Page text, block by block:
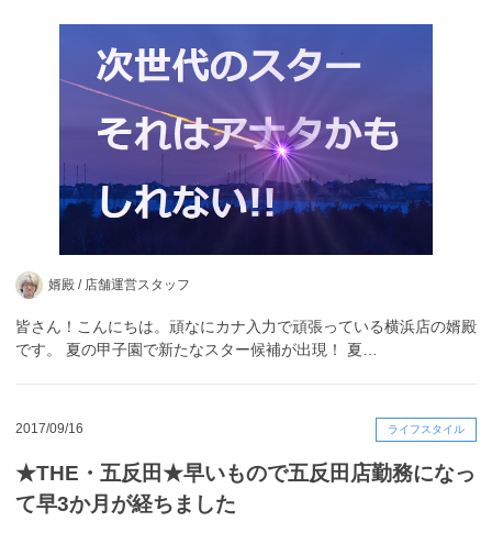
婿殿 / 店舗運営スタッフ
皆さん！こんにちは。頑なにカナ入力で頑張っている横浜店の婿殿
です。 夏の甲子園で新たなスター候補が出現！ 夏…
2017/09/16 ライフスタイル
★THE・五反田★早いもので五反田店勤務になっ
て早3か月が経ちました